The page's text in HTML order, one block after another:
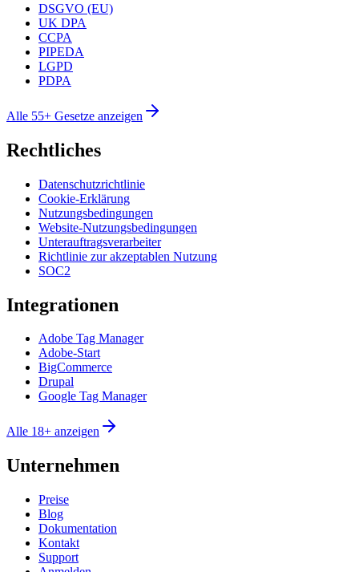
DSGVO (EU)
UK DPA
CCPA
PIPEDA
LGPD
PDPA
Alle 55+ Gesetze anzeigen
Rechtliches
Datenschutzrichtlinie
Cookie-Erklärung
Nutzungsbedingungen
Website-Nutzungsbedingungen
Unterauftragsverarbeiter
Richtlinie zur akzeptablen Nutzung
SOC2
Integrationen
Adobe Tag Manager
Adobe-Start
BigCommerce
Drupal
Google Tag Manager
Alle 18+ anzeigen
Unternehmen
Preise
Blog
Dokumentation
Kontakt
Support